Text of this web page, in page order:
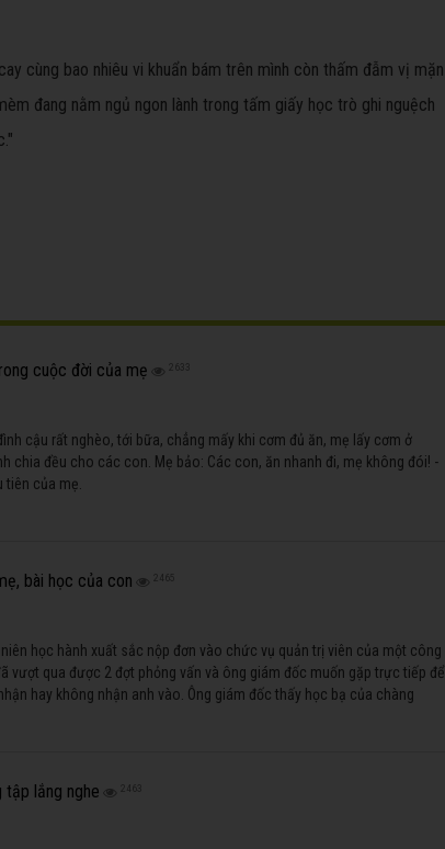
cùng bao nhiêu vi khuẩn bám trên mình còn thấm đẫm vị mặn
đang nằm ngủ ngon lành trong tấm giấy học trò ghi nguệch
cuộc đời của mẹ 2633
cậu rất nghèo, tới bữa, chẳng mấy khi cơm đủ ăn, mẹ lấy cơm ở
chia đều cho các con. Mẹ bảo: Các con, ăn nhanh đi, mẹ không đói! -
tiên của mẹ.
bài học của con 2465
học hành xuất sắc nộp đơn vào chức vụ quản trị viên của một công
vượt qua được 2 đợt phỏng vấn và ông giám đốc muốn gặp trực tiếp để
hay không nhận anh vào. Ông giám đốc thấy học bạ của chàng
sắc, không năm nào mà anh không hoàn thành vượt bậc.
tập lắng nghe 2463